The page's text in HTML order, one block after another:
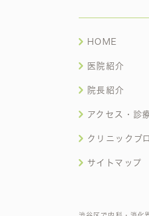
HOME
医院紹介
院長紹介
アクセス・診
クリニックブ
サイトマップ